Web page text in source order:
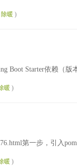
除暖 )
Boot Starter依赖（
暖 )
第一步，引入
暖 )